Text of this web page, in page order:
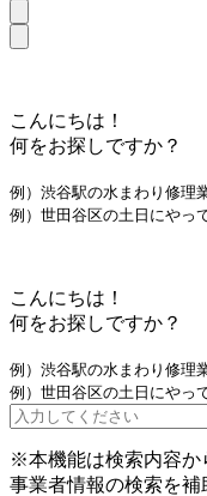
こんにちは！
何をお探しですか？
例）渋谷駅の水まわり修理
例）世田谷区の土日にやっ
こんにちは！
何をお探しですか？
例）渋谷駅の水まわり修理
例）世田谷区の土日にやっ
※本機能は検索内容か
事業者情報の検索を補